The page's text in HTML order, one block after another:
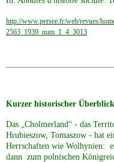
http://www.persee.fr/web/revues/
2563_1939_num_1_4_3013
Kurzer historischer Überblick
Das „Cholmerland“ - das
Hrubieszow, Tomaszow - hat
Herrschaften wie Wolhynien:
dann zum polnischen